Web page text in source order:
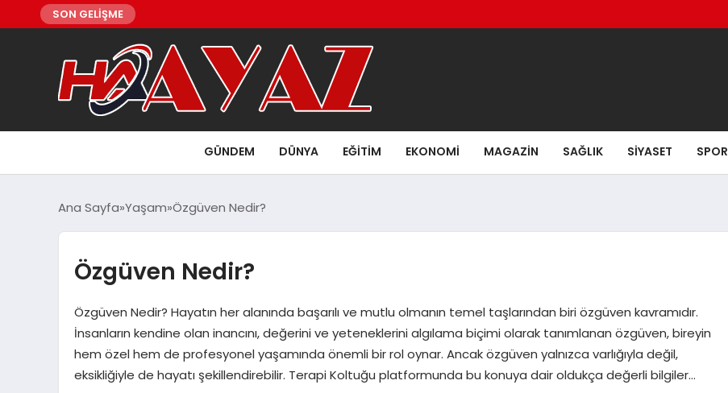
SON GELİŞME
GÜNDEM DÜNYA EĞITIM EKONOMI MAGAZIN SAĞLIK SIYASET SPOR
Ana Sayfa Yaşam Özgüven Nedir?
Özgüven Nedir?
Özgüven Nedir? Hayatın her alanında başarılı ve mutlu olmanın temel taşlarından biri özgüven kavramıdır.
İnsanların kendine olan inancını, değerini ve yeteneklerini algılama biçimi olarak tanımlanan özgüven, bireyin
hem özel hem de profesyonel yaşamında önemli bir rol oynar. Ancak özgüven yalnızca varlığıyla değil,
eksikliğiyle de hayatı şekillendirebilir. Terapi Koltuğu platformunda bu konuya dair oldukça değerli bilgiler…